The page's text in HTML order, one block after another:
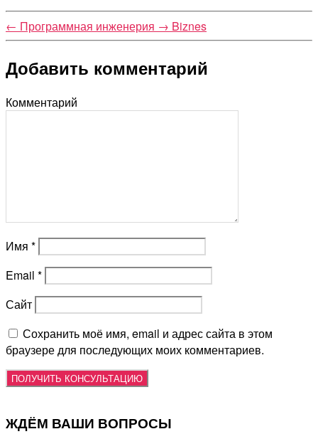
← Программная инженерия → Biznes
Добавить комментарий
Комментарий
Имя *
Email *
Сайт
Сохранить моё имя, email и адрес сайта в этом
браузере для последующих моих комментариев.
ЖДЁМ ВАШИ ВОПРОСЫ